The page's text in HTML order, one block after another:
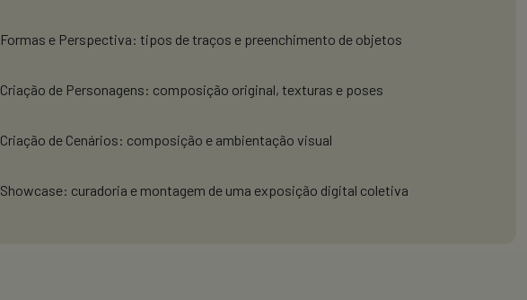
Formas e Perspectiva: tipos de traços e preenchimento de objetos
Criação de Personagens: composição original, texturas e poses
Criação de Cenários: composição e ambientação visual
Showcase: curadoria e montagem de uma exposição digital coletiva